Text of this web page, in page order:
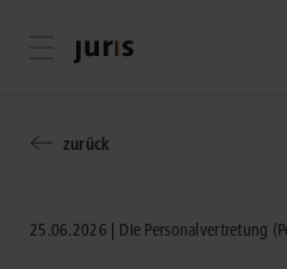
Menü öffnen
zurück
25.06.2026 Die Personalvertretung